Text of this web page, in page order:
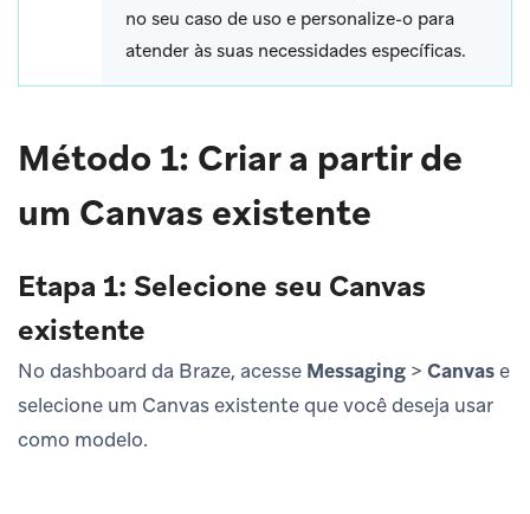
no seu caso de uso e personalize-o para
atender às suas necessidades específicas.
Método 1: Criar a partir de
um Canvas existente
Etapa 1: Selecione seu Canvas
existente
No dashboard da Braze, acesse Messaging > Canvase
selecione um Canvas existente que você deseja usar
como modelo.